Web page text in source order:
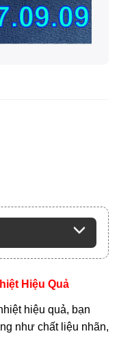
Hiệu Quả
hiệu quả, bạn
như chất liệu nhãn,